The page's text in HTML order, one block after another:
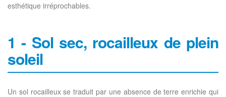
esthétique irréprochables.
1 - Sol sec, rocailleux de plein
soleil
Un sol rocailleux se traduit par une absence de terre enrichie qui